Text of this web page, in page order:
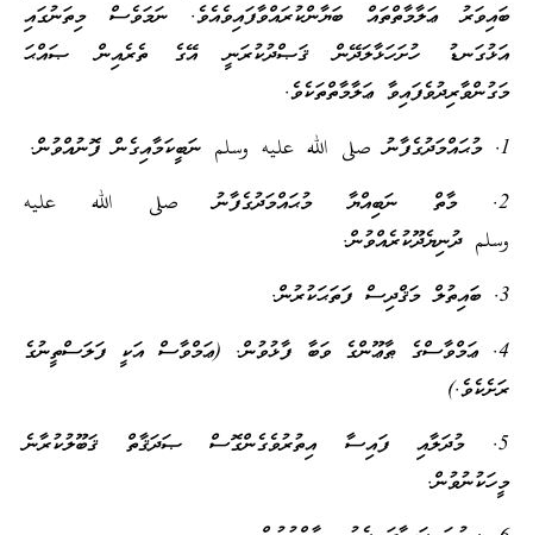
ބައިވަރު ޢަލާމާތްތައް ބަޔާންކުރައްވާފައިވެއެވެ. ނަމަވެސް މިތަނުގައި
އަޅުގަނޑު ހުށަހަޅާލަދޭން ޤަޞްދުކުރަނީ އޭގެ ތެރެއިން ޞައްޙަ
މަގުންވާރިދުވެފައިވާ ޢަލާމާތްތަކެވެ.
1. މުޙައްމަދުގެފާނު صلى الله عليه وسلم ނަބީކަމާއިގެން ފޮނުއްވުން.
2. މާތް ނަބިއްޔާ މުޙައްމަދުގެފާނު صلى الله عليه
وسلم ދުނިޔެދޫކުރެއްވުން.
3. ބައިތުލް މަޤްދިސް ފަތަޙަކުރުން.
4. ޢަމްވާސްގެ ޠާޢޫންގެ ވަބާ ފާޅުވުން. (ޢަމްވާސް އަކީ ފަލަސްތީނުގެ
ރަށެކެވެ.)
5. މުދަލާއި ފައިސާ އިތުރުވެގެންގޮސް ޞަދަޤާތް ޤަބޫލުކުރާނެ
މީހަކުނުވުން.